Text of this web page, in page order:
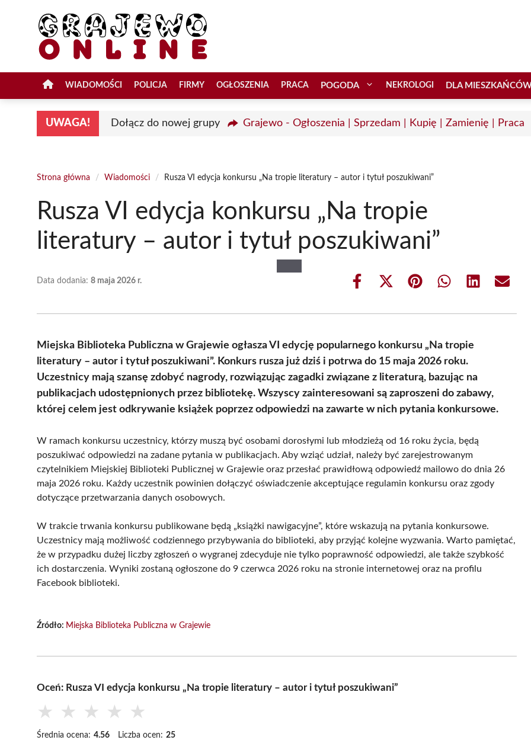
WIADOMOŚCI POLICJA FIRMY OGŁOSZENIA PRACA POGODA NEKROLOGI DLA
UWAGA! Dołącz do nowej grupy Grajewo - Ogłoszenia | Sprzedam | Kupię | Zamienię | Praca
Strona główna / Wiadomości / Rusza VI edycja konkursu „Na tropie literatury – autor i tytuł poszukiwani”
Rusza VI edycja konkursu „Na tropie
literatury – autor i tytuł poszukiwani”
Data dodania: 8 maja 2026 r.
Share
Share
(Twitter)
Share Share Share Share
Miejska Biblioteka Publiczna w Grajewie ogłasza VI edycję popularnego konkursu „Na tropie
literatury – autor i tytuł poszukiwani”. Konkurs rusza już dziś i potrwa do 15 maja 2026 roku.
Uczestnicy mają szansę zdobyć nagrody, rozwiązując zagadki związane z literaturą, bazując na
publikacjach udostępnionych przez bibliotekę. Wszyscy zainteresowani są zaproszeni do zabawy,
której celem jest odkrywanie książek poprzez odpowiedzi na zawarte w nich pytania konkursowe.
W ramach konkursu uczestnicy, którzy muszą być osobami dorosłymi lub młodzieżą od 16 roku życia, będą
poszukiwać odpowiedzi na zadane pytania w publikacjach. Aby wziąć udział, należy być zarejestrowanym
czytelnikiem Miejskiej Biblioteki Publicznej w Grajewie oraz przesłać prawidłową odpowiedź mailowo do dnia 26
maja 2026 roku. Każdy uczestnik powinien dołączyć oświadczenie akceptujące regulamin konkursu oraz zgody
dotyczące przetwarzania danych osobowych.
W trakcie trwania konkursu publikowane będą „książki nawigacyjne”, które wskazują na pytania konkursowe.
Uczestnicy mają możliwość codziennego przybywania do biblioteki, aby przyjąć kolejne wyzwania. Warto pamiętać,
że w przypadku dużej liczby zgłoszeń o wygranej zdecyduje nie tylko poprawność odpowiedzi, ale także szybkość
ich dostarczenia. Wyniki zostaną ogłoszone do 9 czerwca 2026 roku na stronie internetowej oraz na profilu
Facebook biblioteki.
Źródło: Miejska Biblioteka Publiczna w Grajewie
Oceń: Rusza VI edycja konkursu „Na tropie literatury – autor i tytuł poszukiwani”
★ ★ ★ ★ ★
Średnia ocena: 4.56 Liczba ocen: 25